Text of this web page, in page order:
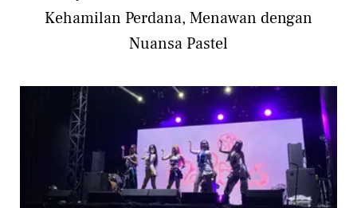
Kehamilan Perdana, Menawan dengan
Nuansa Pastel